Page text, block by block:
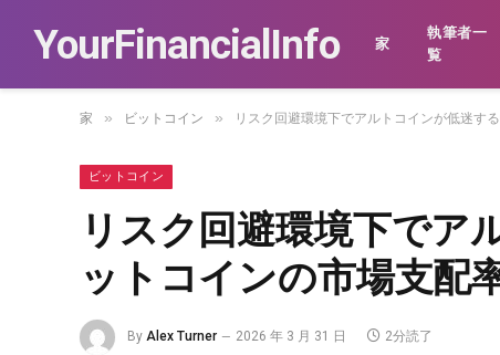
YourFinancialInfo 家
執筆者一
覧
家 » ビットコイン » リスク回避環境下でアルトコインが低迷す
ビットコイン
リスク回避環境下でア
ットコインの市場支配
By Alex Turner 2026 年 3 月 31 日 2分読了